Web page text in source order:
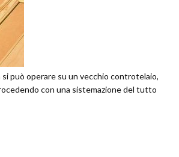
può operare su un vecchio controtelaio,
con una sistemazione del tutto